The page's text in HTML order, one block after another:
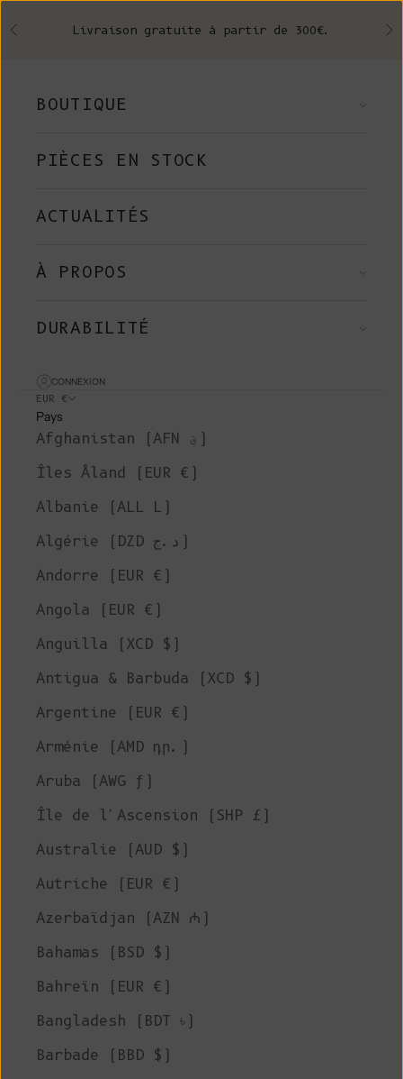
Précédent Livraison gratuite à partir de 300€.
BOUTIQUE
PIÈCES EN STOCK
ACTUALITÉS
À PROPOS
DURABILITÉ
CONNEXION
EUR €
Pays
Afghanistan (AFN ؋)
Îles Åland (EUR €)
Albanie (ALL L)
Algérie (DZD د.ج)
Andorre (EUR €)
Angola (EUR €)
Anguilla (XCD $)
Antigua & Barbuda (XCD $)
Argentine (EUR €)
Arménie (AMD դր.)
Aruba (AWG ƒ)
Île de l'Ascension (SHP £)
Australie (AUD $)
Autriche (EUR €)
Azerbaïdjan (AZN ₼)
Bahamas (BSD $)
Bahreïn (EUR €)
Bangladesh (BDT ৳)
Barbade (BBD $)